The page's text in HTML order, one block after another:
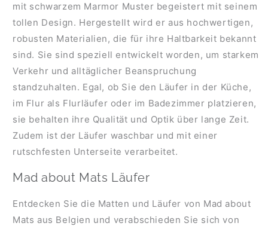
mit schwarzem Marmor Muster begeistert mit seinem
tollen Design. Hergestellt wird er aus hochwertigen,
robusten Materialien, die für ihre Haltbarkeit bekannt
sind. Sie sind speziell entwickelt worden, um starkem
Verkehr und alltäglicher Beanspruchung
standzuhalten. Egal, ob Sie den Läufer in der Küche,
im Flur als Flurläufer oder im Badezimmer platzieren,
sie behalten ihre Qualität und Optik über lange Zeit.
Zudem ist der Läufer waschbar und mit einer
rutschfesten Unterseite verarbeitet.
Mad about Mats Läufer
Entdecken Sie die Matten und Läufer von Mad about
Mats aus Belgien und verabschieden Sie sich von